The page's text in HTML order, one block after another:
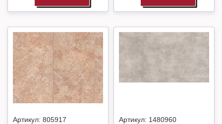
Артикул: 805917 Артикул: 1480960